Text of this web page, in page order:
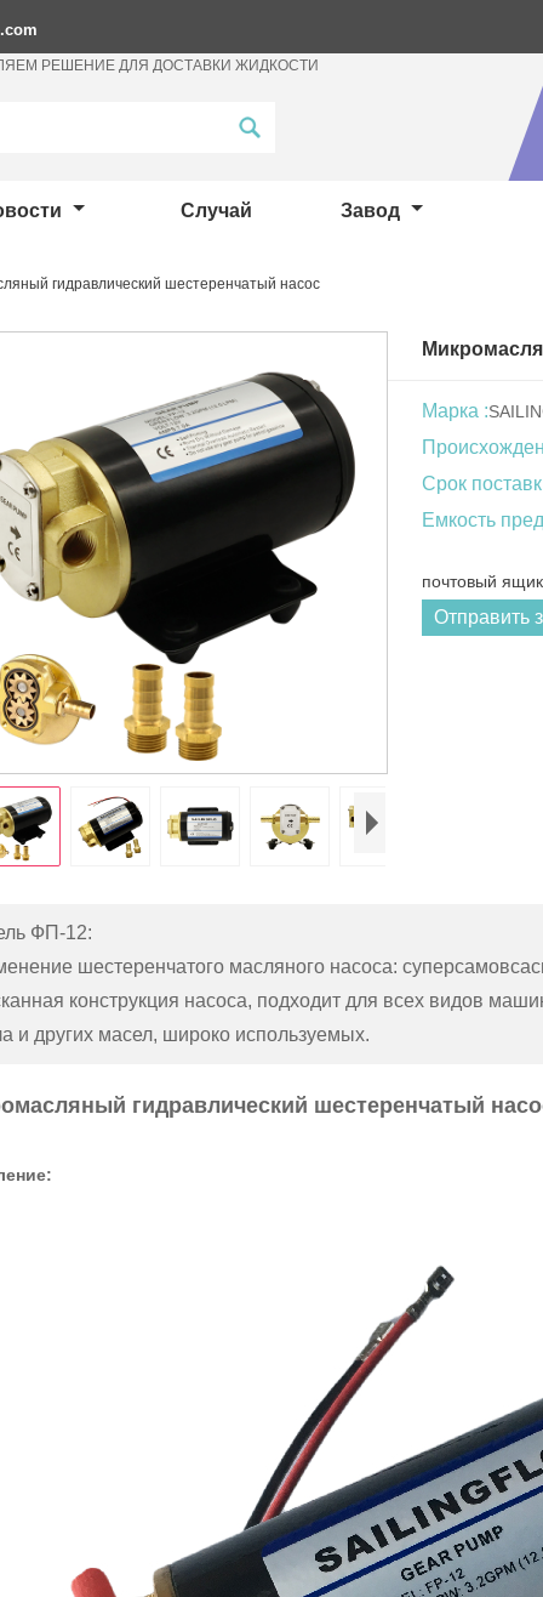
РЕШЕНИЕ ДЛЯ ДОСТАВКИ ЖИДКОСТИ
Случай Завод
гидравлический шестеренчатый насос
Марка :
Срок
Емкость
почтовый
Отправить
ФП-12:
шестеренчатого масляного насоса:
конструкция насоса, подходит для всех видов
и других масел, широко используемых.
гидравлический шестеренчатый